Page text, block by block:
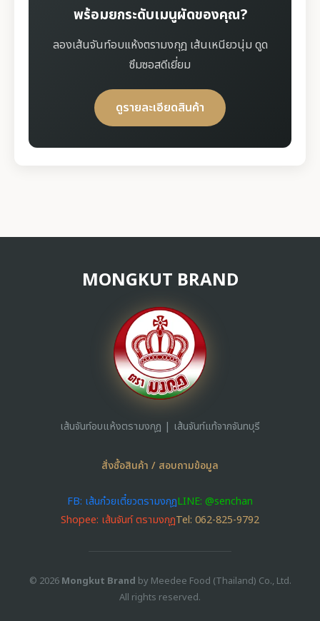
พร้อมยกระดับเมนูผัดของคุณ?
ลองเส้นจันท์อบแห้งตรามงกุฎ เส้นเหนียวนุ่ม ดูด
ซึมซอสดีเยี่ยม
ดูรายละเอียดสินค้า
MONGKUT BRAND
เส้นจันท์อบแห้งตรามงกุฎ | เส้นจันท์แท้จากจันทบุรี
สั่งซื้อสินค้า / สอบถามข้อมูล
FB: เส้นก๋วยเตี๋ยวตรามงกุฎLINE: @senchan
Shopee: เส้นจันท์ ตรามงกุฎTel: 062-825-9792
© 2026 Mongkut Brand by Meedee Food (Thailand) Co., Ltd.
All rights reserved.